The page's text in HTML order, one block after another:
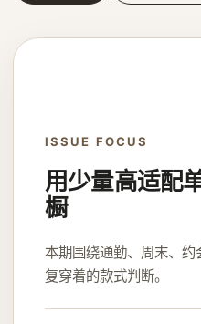
ISSUE FOCUS
用少量高适配
橱
本期围绕通勤、周末、约
复穿着的款式判断。